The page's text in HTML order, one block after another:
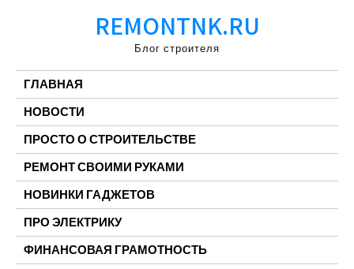
REMONTNK.RU
Блог строителя
ГЛАВНАЯ
НОВОСТИ
ПРОСТО О СТРОИТЕЛЬСТВЕ
РЕМОНТ СВОИМИ РУКАМИ
НОВИНКИ ГАДЖЕТОВ
ПРО ЭЛЕКТРИКУ
ФИНАНСОВАЯ ГРАМОТНОСТЬ